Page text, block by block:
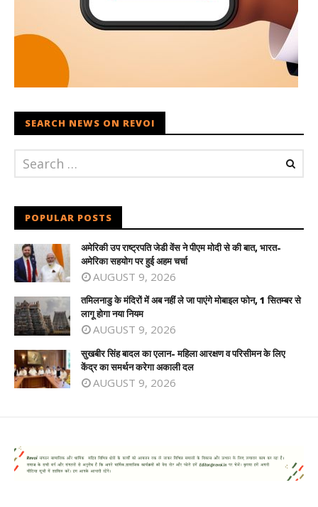
SEARCH NEWS ON REVOI
POPULAR POSTS
अमेरिकी उप राष्ट्रपति जेडी वेंस ने पीएम मोदी से की बात, भारत-
अमेरिका सहयोग पर हुई अहम चर्चा
AUGUST 9, 2026
तमिलनाडु के मंदिरों में अब नहीं ले जा पाएंगे मोबाइल फोन, 1 सितम्बर से
लागू होगा नया नियम
AUGUST 9, 2026
सुखबीर सिंह बादल का एलान- महिला आरक्षण व परिसीमन के लिए
केंद्र का समर्थन करेगा अकाली दल
AUGUST 9, 2026